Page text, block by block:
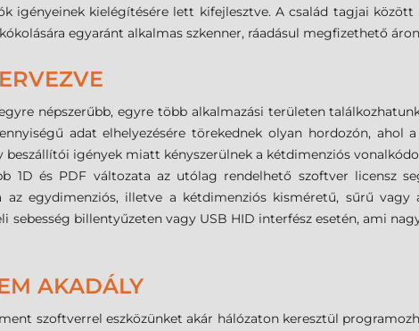
igényeinek kielégítésére lett kifejlesztve. A család tagjai
egyaránt alkalmas szkenner, ráadásul megfizethető
népszerűbb, egyre több alkalmazási területen
adat elhelyezésére törekednek olyan hordozón, ahol
igények miatt kényszerülnek a kétdimenziós
1D és PDF változata az utólag rendelhető szoftver licensz
az egydimenziós, illetve a kétdimenziós kisméretű, sűrű
sebesség billentyűzeten vagy USB HID interfész esetén, ami
AKADÁLY
szoftverrel eszközünket akár hálózaton keresztül